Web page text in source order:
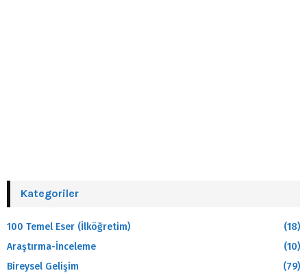
Kategoriler
100 Temel Eser (İlköğretim)
(18)
Araştırma-İnceleme
(10)
Bireysel Gelişim
(79)